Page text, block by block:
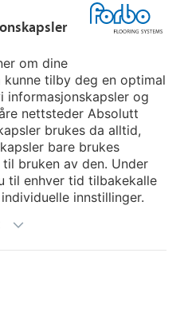
om dine
kunne tilby deg en optimal
informasjonskapsler og
nettsteder Absolutt
brukes da alltid,
bare brukes
bruken av den. Under
til enhver tid tilbakekalle
innstillinger.